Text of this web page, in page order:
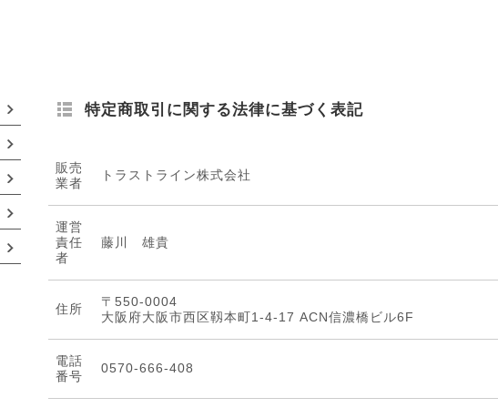
特定商取引に関する法律に基づく表記
販売
業者
トラストライン株式会社
運営
責任
者
藤川 雄貴
住所
〒550-0004
大阪府大阪市西区靱本町1-4-17 ACN信濃橋ビル6F
電話
番号
0570-666-408